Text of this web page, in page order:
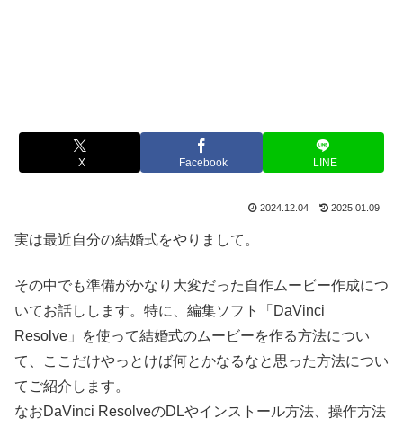
X Facebook LINE
2024.12.04 2025.01.09
実は最近自分の結婚式をやりまして。
その中でも準備がかなり大変だった自作ムービー作成につ
いてお話しします。特に、編集ソフト「DaVinci
Resolve」を使って結婚式のムービーを作る方法につい
て、ここだけやっとけば何とかなるなと思った方法につい
てご紹介します。
なおDaVinci ResolveのDLやインストール方法、操作方法